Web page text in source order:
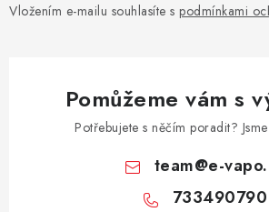
Vložením e-mailu souhlasíte s podmínkami
Pomůžeme vám s
Potřebujete s něčím poradit?
team@e-
733490790